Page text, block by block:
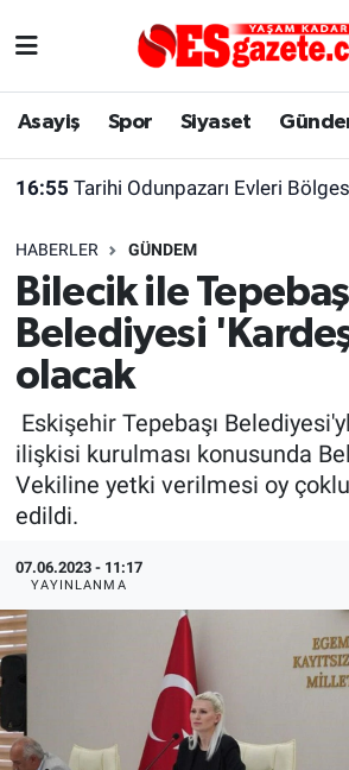
Asayiş Spor Siyaset
16:55 Tarihi Odunpazarı Evleri
HABERLER GÜNDEM
Bilecik ile
Belediyesi
olacak
Eskişehir Tepebaşı
ilişkisi kurulması konusunda
Vekiline yetki verilmesi oy
edildi.
07.06.2023 - 11:17
YAYINLANMA
Asayiş
Gündem
Türkiye
Dünya
Sağlık
Alış-Veriş/İş dünyası
Yaşam
Eskişehirspor Arşivi
Eskişehir Arşivi
Röportaj
Ekonomi
Kültür Sanat
Politika
Gezi
Eskişehir Nöbetçi Eczaneler
Süper Lig Puan Durumu ve
Tüm Manşetler
Son Dakika Haberleri
Haber Arşivi